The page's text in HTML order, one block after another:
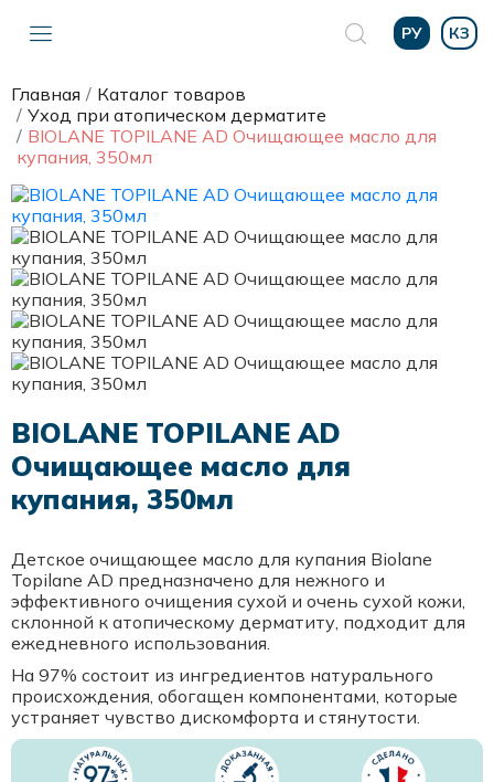
РУ КЗ
Главная
Каталог товаров
Уход при атопическом дерматите
BIOLANE TOPILANE AD Очищающее масло для
купания, 350мл
BIOLANE TOPILANE AD
Очищающее масло для
купания, 350мл
Детское очищающее масло для купания Biolane
Topilane AD предназначено для нежного и
эффективного очищения сухой и очень сухой кожи,
склонной к атопическому дерматиту, подходит для
ежедневного использования.
На 97% состоит из ингредиентов натурального
происхождения, обогащен компонентами, которые
устраняет чувство дискомфорта и стянутости.